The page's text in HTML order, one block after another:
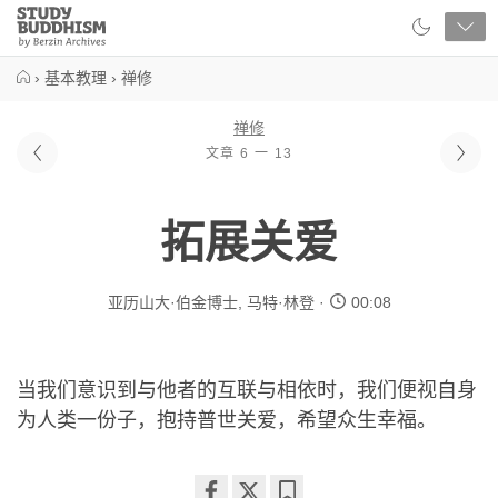
Close
Study
Buddhism
› 基本教理 › 禅修
禅修
文章 6 一 13
拓展关爱
亚历山大·伯金博士, 马特·林登 00:08
当我们意识到与他者的互联与相依时，我们便视自身
为人类一份子，抱持普世关爱，希望众生幸福。